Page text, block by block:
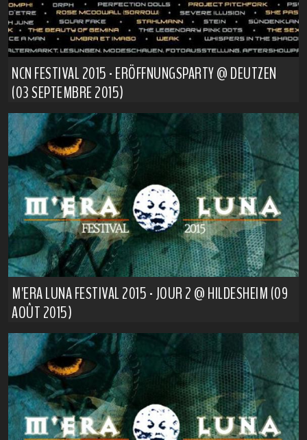
NCN FESTIVAL 2015 - ERÖFFNUNGSPARTY @ DEUTZEN
(03 SEPTEMBRE 2015)
M'ERA LUNA FESTIVAL 2015 - JOUR 2 @ HILDESHEIM (09
AOÛT 2015)